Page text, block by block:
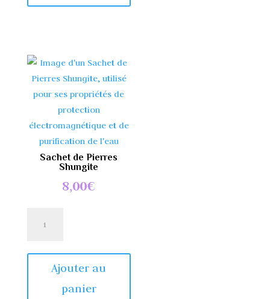
Sachet de Pierres
Shungite
8,00€
Ajouter au
panier